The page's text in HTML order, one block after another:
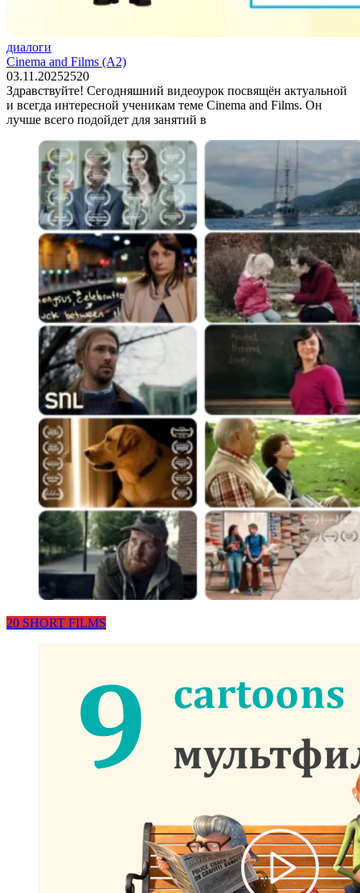
диалоги
Cinema and Films (A2)
03.11.20252520
Здравствуйте! Сегодняшний видеоурок посвящён актуальной
и всегда интересной ученикам теме Cinema and Films. Он
лучше всего подойдет для занятий в
20 SHORT FILMS